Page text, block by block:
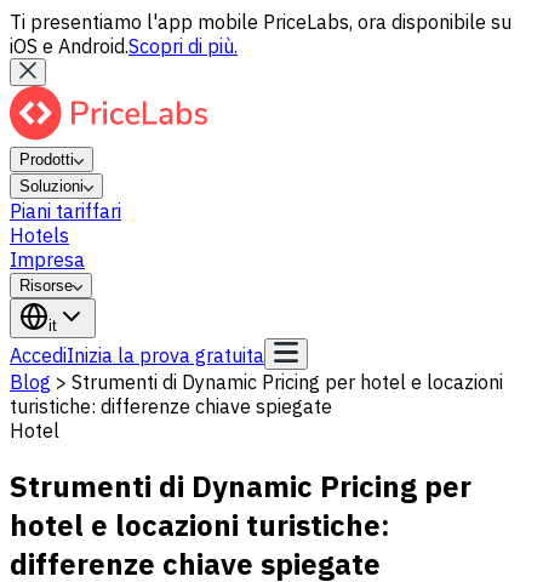
Ti presentiamo l'app mobile PriceLabs, ora disponibile su
iOS e Android.Scopri di più.
Prodotti
Soluzioni
Piani tariffari
Hotels
Impresa
Risorse
it
AccediInizia la prova gratuita
Blog > Strumenti di Dynamic Pricing per hotel e locazioni
turistiche: differenze chiave spiegate
Hotel
Strumenti di Dynamic Pricing per
hotel e locazioni turistiche:
differenze chiave spiegate